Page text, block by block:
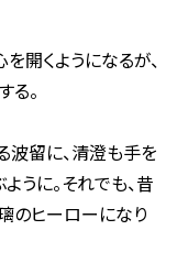
開くようになるが、
。
波留に、清澄も手を
に。それでも、昔
のヒーローになり